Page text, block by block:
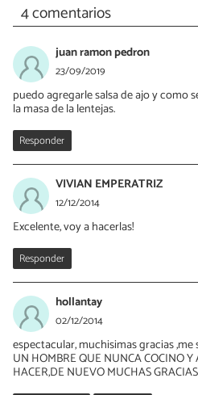
4 comentarios
juan ramon pedron
23/09/2019
puedo agregarle salsa de ajo y como
la masa de la lentejas.
Responder
VIVIAN EMPERATRIZ
12/12/2014
Excelente, voy a hacerlas!
Responder
hollantay
02/12/2014
espectacular, muchisimas gracias ,me
UN HOMBRE QUE NUNCA COCINO
HACER,DE NUEVO MUCHAS GRACIAS